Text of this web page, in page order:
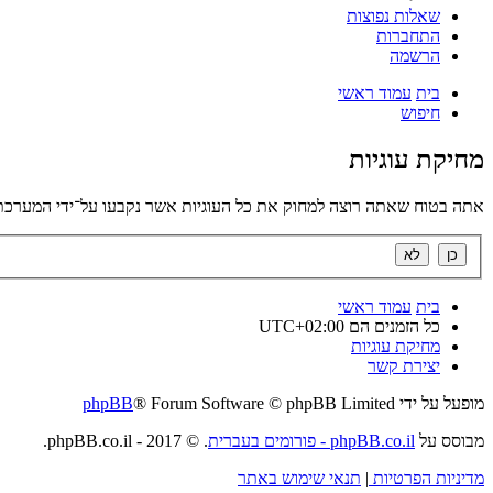
שאלות נפוצות
התחברות
הרשמה
בית עמוד ראשי
חיפוש
מחיקת עוגיות
אתה בטוח שאתה רוצה למחוק את כל העוגיות אשר נקבעו על־ידי
בית עמוד ראשי
כל הזמנים הם UTC+02:00
מחיקת עוגיות
יצירת קשר
מופעל על ידי
phpBB® Forum Software © phpBB Limited
מבוסס על phpBB.co.il - פורומים בעברית
. © 2017 - phpBB.co.il.
מדיניות הפרטיות | תנאי שימוש באתר